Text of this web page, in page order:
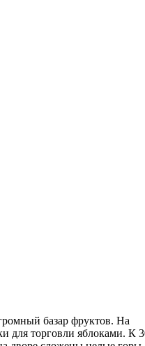
базар фруктов. На
для торговли яблоками. К